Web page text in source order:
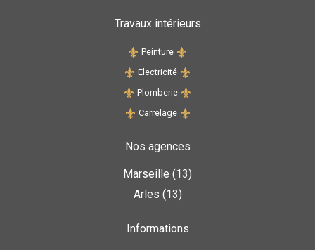
Travaux intérieurs
Peinture
Electricité
Plomberie
Carrelage
Nos agences
Marseille (13)
Arles (13)
Informations